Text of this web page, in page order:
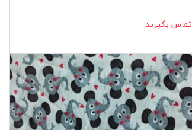
تماس بگیرید